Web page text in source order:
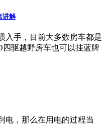
讲解
入手，目前大多数房车都是
四驱越野房车也可以挂蓝牌
电，那么在用电的过程当